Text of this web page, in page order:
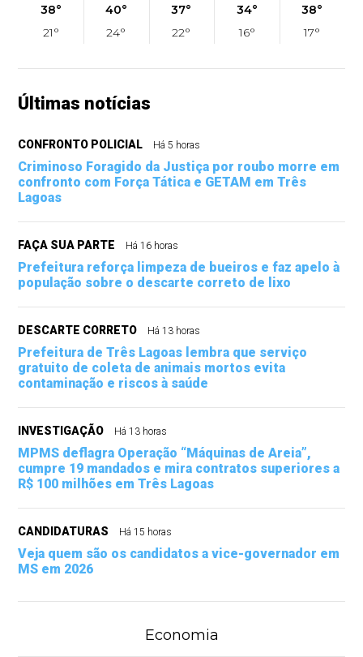
38°
21°
40°
24°
37°
22°
34°
16°
38°
17°
Últimas notícias
CONFRONTO POLICIAL Há 5 horas
Criminoso Foragido da Justiça por roubo morre em
confronto com Força Tática e GETAM em Três
Lagoas
FAÇA SUA PARTE Há 16 horas
Prefeitura reforça limpeza de bueiros e faz apelo à
população sobre o descarte correto de lixo
DESCARTE CORRETO Há 13 horas
Prefeitura de Três Lagoas lembra que serviço
gratuito de coleta de animais mortos evita
contaminação e riscos à saúde
INVESTIGAÇÃO Há 13 horas
MPMS deflagra Operação “Máquinas de Areia”,
cumpre 19 mandados e mira contratos superiores a
R$ 100 milhões em Três Lagoas
CANDIDATURAS Há 15 horas
Veja quem são os candidatos a vice-governador em
MS em 2026
Economia